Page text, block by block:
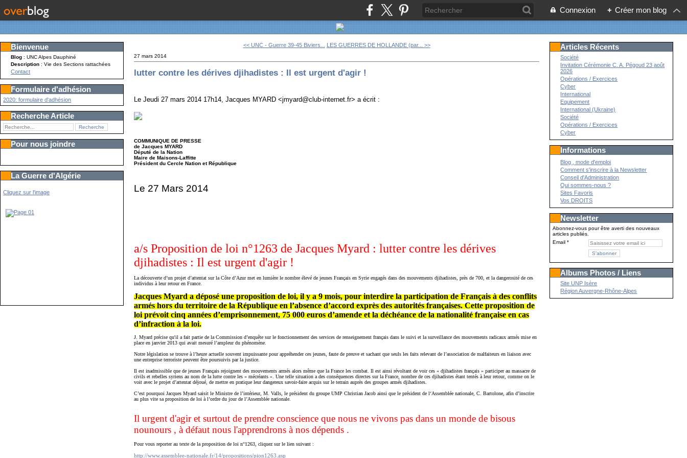
Connexion + Créer mon blog
Bienvenue
Blog : UNC Alpes Dauphiné
Description: Vie des Sections rattachées
Contact
Formulaire d'adhésion
2020: formulaire d'adhésion
Recherche Article
Pour nous joindre
La Guerre d'Algérie
Cliquez sur l'image
<< UNC - Guerre 39-45 Biviers... LES GUERRES DE HOLLANDE (par... >>
27 mars 2014
lutter contre les dérives djihadistes : Il est urgent d'agir !
Le Jeudi 27 mars 2014 17h14, Jacques MYARD <jmyard@club-internet.fr> a écrit :
COMMUNIQUE DE PRESSE
de Jacques MYARD
Député de la Nation
Maire de Maisons-Laffitte
Président du Cercle Nation et République
Le 27 Mars 2014
a/s Proposition de loi n°1263 de Jacques Myard : lutter contre les dérives
djihadistes : Il est urgent d'agir !
La découverte d’un projet d’attentat sur la Côte d’Azur met en lumière le nombre élevé de jeunes Français en Syrie engagés dans des mouvements djihadistes, près de 700, et la dangerosité de ces
individus à leur retour en France.
Jacques Myard a déposé une proposition de loi, il y a 9 mois, pour interdire la participation de Français à des conflits
armés hors du territoire de la République en l’absence d’accord exprès des autorités françaises. Cette proposition de
loi prévoit cinq années d’emprisonnement, 75 000 euros d’amende et la déchéance de la nationalité française en cas
d’infraction à la loi.
J. Myard précise qu'il a fait partie de la Commission d’enquête sur le fonctionnement des services de renseignement français dans le suivi et la surveillance des mouvements radicaux armés mise en
place en janvier 2013 qui avait mesuré l’ampleur du phénomène.
Notre législation se trouve à l’heure actuelle souvent impuissante pour appréhender ces jeunes, faute de preuve et sachant que seuls les faits relevant de l’association de malfaiteurs en liaison avec
une entreprise terroriste peuvent être poursuivis par la justice.
Il est inadmissible que de jeunes Français rejoignent des mouvements armés alors même que la France les combat. Il est ainsi révoltant de voir ces « djihadistes français » participer au massacre de
civils et rebelles syriens au nom de la lutte contre les « mécréants ». Une telle situation a des conséquences directes sur la France, nombre de ces djihadistes étant tentés à leur retour, comme on le
voit avec le projet d’attentat déjoué, de mettre en pratique leur dangereux savoir-faire acquis sur le terrain auprès des groupes armés djihadistes.
C’est pourquoi Jacques Myard saisit le Ministre de l’intérieur, M. Valls, le président du groupe UMP Christian Jacob ainsi que le président de l‘Assemblée nationale, C. Bartolone, afin d’inscrire
au plus vite sa proposition de loi à l’ordre du jour de l’Assemblée nationale.
Il urgent d'agir et surtout de prendre conscience que nous ne vivons pas dans un monde de bisous
nounours , à défaut nous l'apprendrons à nos dépends .
Pour vous reporter au texte de la proposition de loi n°1263, cliquez sur le lien suivant :
http://www.assemblee-nationale.fr/14/propositions/pion1263.asp
Articles Récents
Société
Invitation Cérémonie C. A. Pégoud 23 août
2026
Opérations / Exercices
Cyber
International
Equipement
International (Ukraine)
Société
Opérations / Exercices
Cyber
Informations
Blog , mode d'emploi
Comment s'inscrire à la Newsletter
Conseil d'Administration
Qui sommes-nous ?
Sites Favoris
Vos DROITS
Newsletter
Abonnez-vous pour être averti des nouveaux
articles publiés.
Email
Albums Photos / Liens
Site UNP Isère
Région Auvergne-Rhône-Alpes